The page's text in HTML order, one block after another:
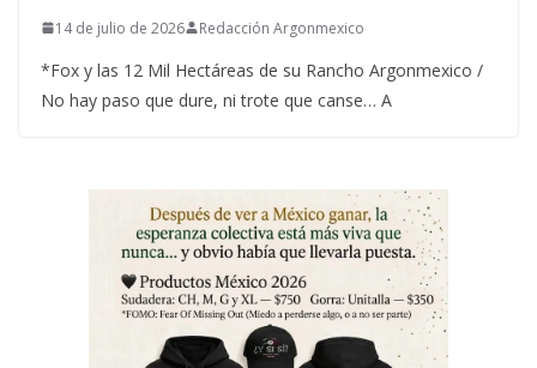
14 de julio de 2026 Redacción Argonmexico
*Fox y las 12 Mil Hectáreas de su Rancho Argonmexico /
No hay paso que dure, ni trote que canse… A